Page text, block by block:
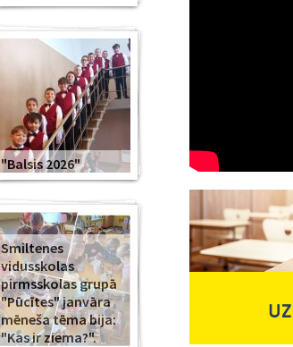
"Balsis 2026"
Smiltenes
vidusskolas
pirmsskolas grupā
"Pūcītes" janvāra
mēneša tēma bija:
"Kas ir ziema?".